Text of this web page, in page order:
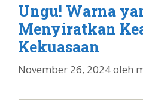
Ungu! Warna
Menyiratkan
Kekuasaan
November 26, 2024oleh